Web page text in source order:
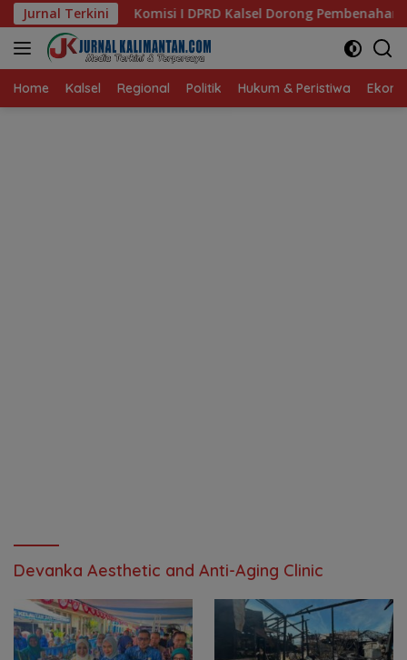
Langsung
ke
konten
Jurnal Terkini
I DPRD Kalsel Dorong Pembenahan AMKS Hasanuddin
Home Kalsel Regional Politik Hukum & Peristiwa
Devanka Aesthetic and Anti-Aging Clinic